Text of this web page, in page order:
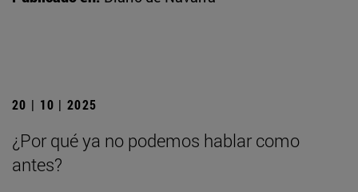
20 | 10 | 2025
¿Por qué ya no podemos hablar como
antes?